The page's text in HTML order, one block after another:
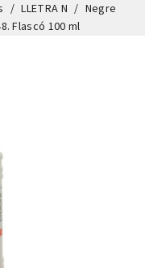
LLETRA N
Negre
Flascó 100 ml